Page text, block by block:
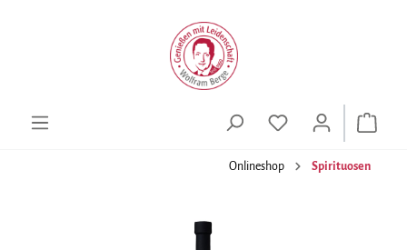
Onlineshop Spirituosen